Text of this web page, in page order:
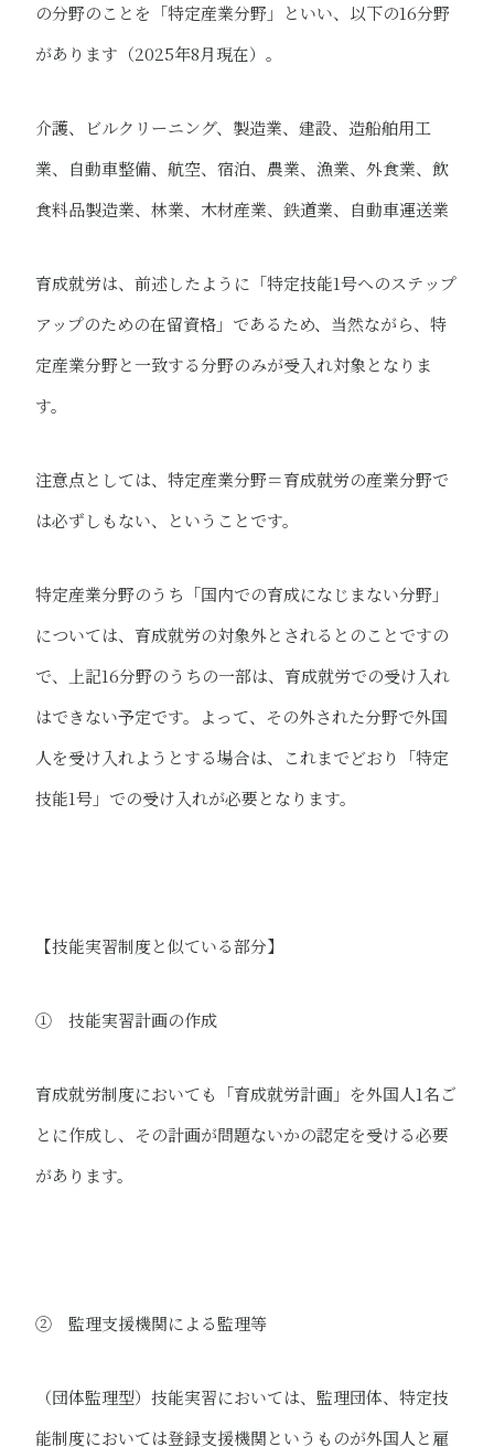
の分野のことを「特定産業分野」といい、以下の16分野
があります（2025年8月現在）。
介護、ビルクリーニング、製造業、建設、造船舶用工
業、自動車整備、航空、宿泊、農業、漁業、外食業、飲
食料品製造業、林業、木材産業、鉄道業、自動車運送業
育成就労は、前述したように「特定技能1号へのステップ
アップのための在留資格」であるため、当然ながら、特
定産業分野と一致する分野のみが受入れ対象となりま
す。
注意点としては、特定産業分野＝育成就労の産業分野で
は必ずしもない、ということです。
特定産業分野のうち「国内での育成になじまない分野」
については、育成就労の対象外とされるとのことですの
で、上記16分野のうちの一部は、育成就労での受け入れ
はできない予定です。よって、その外された分野で外国
人を受け入れようとする場合は、これまでどおり「特定
技能1号」での受け入れが必要となります。
【技能実習制度と似ている部分】
① 技能実習計画の作成
育成就労制度においても「育成就労計画」を外国人1名ご
とに作成し、その計画が問題ないかの認定を受ける必要
があります。
➁ 監理支援機関による監理等
（団体監理型）技能実習において​は、監理団体、特定技
能制度においては登録支援機関というものが外国人と雇